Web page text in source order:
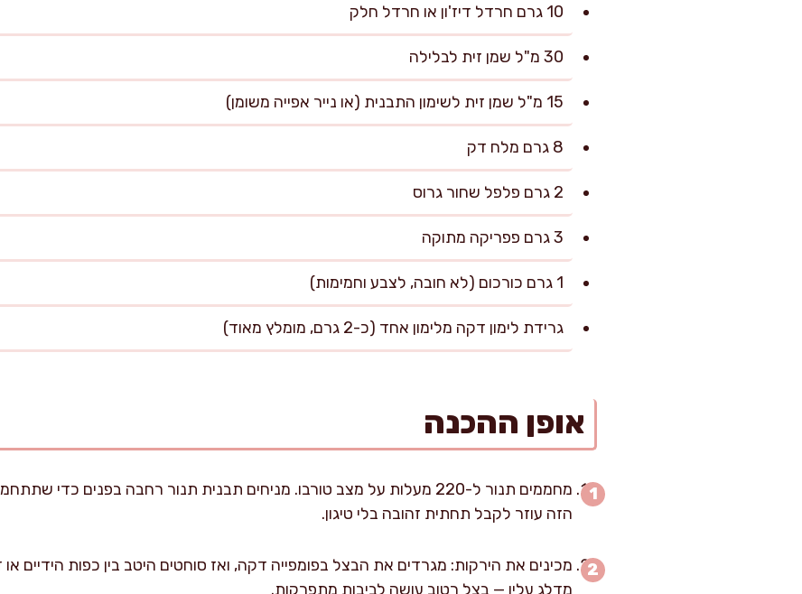
10 גרם חרדל דיז'ון או חרדל חלק
30 מ"ל שמן זית לבלילה
15 מ"ל שמן זית לשימון התבנית (או נייר אפייה משומן)
8 גרם מלח דק
2 גרם פלפל שחור גרוס
3 גרם פפריקה מתוקה
1 גרם כורכום (לא חובה, לצבע וחמימות)
גרידת לימון דקה מלימון אחד (כ-2 גרם, מומלץ מאוד)
אופן ההכנה
הזה עוזר לקבל תחתית זהובה בלי טיגון.
מכינים את הירקות: מגרדים את הבצל בפומפייה דקה, ואז סוחטים היטב בין כפות הידיים
מדלג עליו — בצל רטוב עושה לביבות מתפרקות.